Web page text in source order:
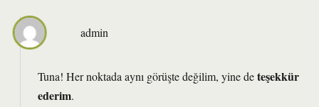
admin
Tuna! Her noktada aynı görüşte değilim, yine deteşekkür
ederim.